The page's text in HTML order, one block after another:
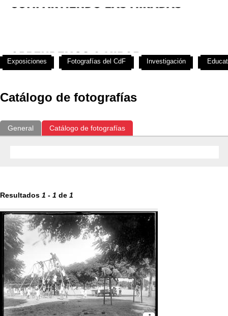
Catálogo de fotografías
General Catálogo de fotografías
Resultados 1 - 1 de 1
Exposiciones Fotografías del CdF Investigación